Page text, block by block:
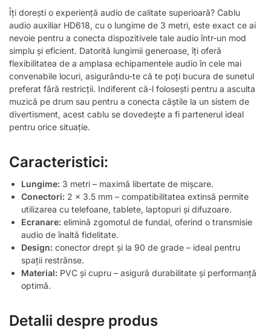
Îți dorești o experiență audio de calitate superioară? Cablu
audio auxiliar HD618, cu o lungime de 3 metri, este exact ce ai
nevoie pentru a conecta dispozitivele tale audio într-un mod
simplu și eficient. Datorită lungimii generoase, îți oferă
flexibilitatea de a amplasa echipamentele audio în cele mai
convenabile locuri, asigurându-te că te poți bucura de sunetul
preferat fără restricții. Indiferent că-l folosești pentru a asculta
muzică pe drum sau pentru a conecta căștile la un sistem de
divertisment, acest cablu se dovedește a fi partenerul ideal
pentru orice situație.
Caracteristici:
Lungime: 3 metri – maximă libertate de mișcare.
Conectori: 2 x 3.5 mm – compatibilitatea extinsă permite
utilizarea cu telefoane, tablete, laptopuri și difuzoare.
Ecranare: elimină zgomotul de fundal, oferind o transmisie
audio de înaltă fidelitate.
Design: conector drept și la 90 de grade – ideal pentru
spații restrânse.
Material: PVC și cupru – asigură durabilitate și performanță
optimă.
Detalii despre produs